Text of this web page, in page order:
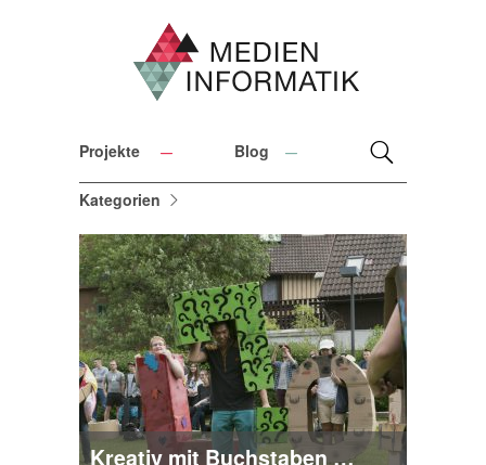
Projekte Blog
Kategorien
Kreativ mit Buchstaben und Fußball